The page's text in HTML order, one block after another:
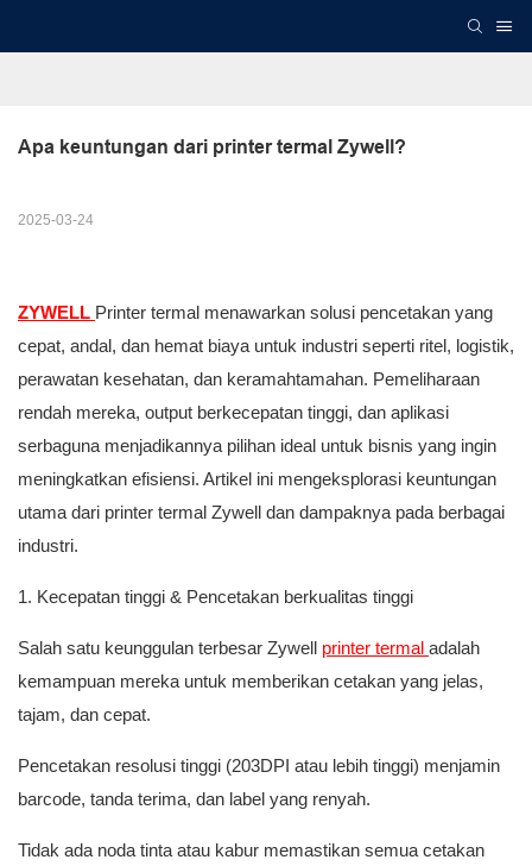
Apa keuntungan dari printer termal Zywell?
2025-03-24
ZYWELL Printer termal menawarkan solusi pencetakan yang
cepat, andal, dan hemat biaya untuk industri seperti ritel, logistik,
perawatan kesehatan, dan keramahtamahan. Pemeliharaan
rendah mereka, output berkecepatan tinggi, dan aplikasi
serbaguna menjadikannya pilihan ideal untuk bisnis yang ingin
meningkatkan efisiensi. Artikel ini mengeksplorasi keuntungan
utama dari printer termal Zywell dan dampaknya pada berbagai
industri.
1. Kecepatan tinggi & Pencetakan berkualitas tinggi
Salah satu keunggulan terbesar Zywell printer termal adalah
kemampuan mereka untuk memberikan cetakan yang jelas,
tajam, dan cepat.
Pencetakan resolusi tinggi (203DPI atau lebih tinggi) menjamin
barcode, tanda terima, dan label yang renyah.
Tidak ada noda tinta atau kabur memastikan semua cetakan